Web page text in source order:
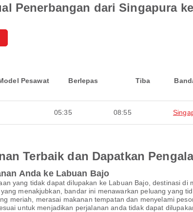
Penerbangan dari Singapura
Pesawat Berlepas Tiba
05:35 08:55
Terbaik dan Dapatkan
Anda ke Labuan Bajo
yang tidak dapat dilupakan ke Labuan Bajo, destinasi
menakjubkan, bandar ini menawarkan peluang yang
meriah, merasai makanan tempatan dan menyelami
untuk menjadikan perjalanan anda tidak dapat